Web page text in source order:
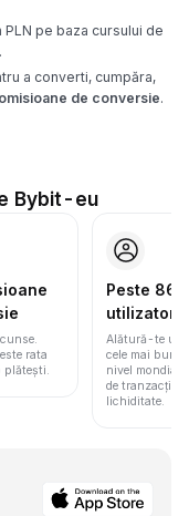
pe baza cursului de
a converti, cumpăra,
de conversie.
Bybit-eu
rata
plătești.
Peste 86
utilizatori
Alătură-te
cele mai bune
nivel mondial
de
lichiditate.